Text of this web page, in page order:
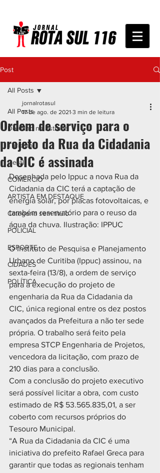
Post
All Posts
De Olho na Estrada
Turismo
Geral
COMÉRCIO
ARTISTA EM DESTAQUE
Categoria sem título
POLICIAL
ESPORTE
CIDADES
POLÍTICA
All Posts
Ordem de serviço para o
projeto da Rua da Cidadania
da CIC é assinada
jornalrotasul
17 de ago. de 2021 3 min de leitura
Desenhada pelo Ippuc a nova Rua da
Cidadania da CIC terá a captação de
energia solar, por placas fotovoltaicas, e
também reservatório para o reuso da
água da chuva. Ilustração: IPPUC
O Instituto de Pesquisa e Planejamento
Urbano de Curitiba (Ippuc) assinou, na
sexta-feira (13/8), a ordem de serviço
para a execução do projeto de
engenharia da Rua da Cidadania da
CIC, única regional entre os dez postos
avançados da Prefeitura a não ter sede
própria. O trabalho será feito pela
empresa STCP Engenharia de Projetos,
vencedora da licitação, com prazo de
210 dias para a conclusão.
Com a conclusão do projeto executivo
será possível licitar a obra, com custo
estimado de R$ 53.565.835,01, a ser
coberto com recursos próprios do
Tesouro Municipal.
“A Rua da Cidadania da CIC é uma
iniciativa do prefeito Rafael Greca para
garantir que todas as regionais tenham